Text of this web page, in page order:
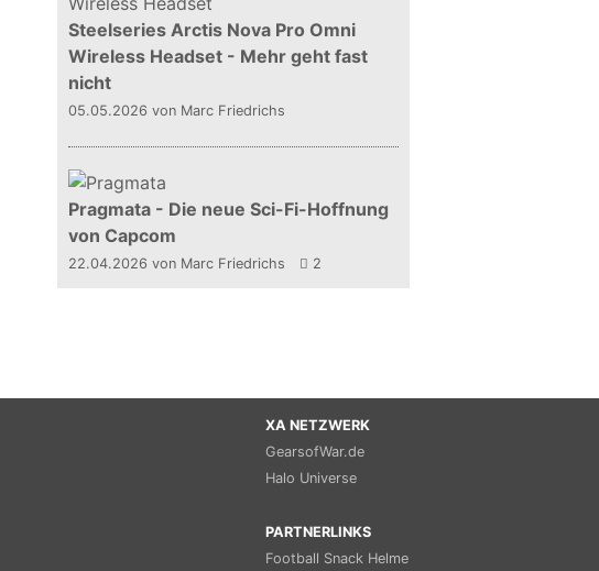
Steelseries Arctis Nova Pro Omni
Wireless Headset - Mehr geht fast
nicht
05.05.2026 von Marc Friedrichs
Pragmata - Die neue Sci-Fi-Hoffnung
von Capcom
22.04.2026 von Marc Friedrichs 2
XA NETZWERK
GearsofWar.de
Halo Universe
PARTNERLINKS
Football Snack Helme